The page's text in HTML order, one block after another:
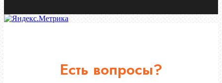
Есть вопросы?